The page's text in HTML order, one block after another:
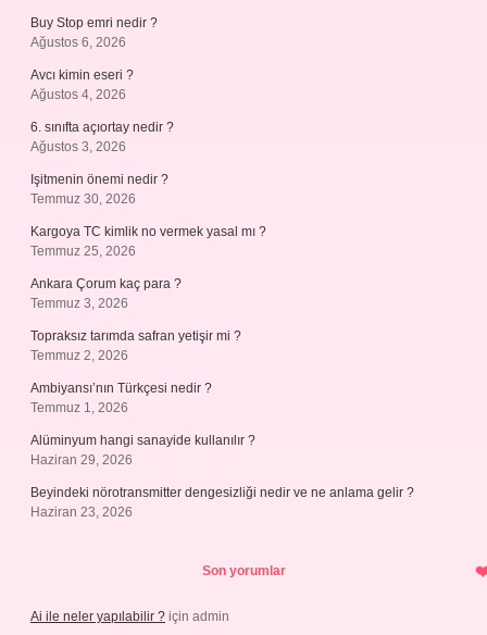
Buy Stop emri nedir ?
Ağustos 6, 2026
Avcı kimin eseri ?
Ağustos 4, 2026
6. sınıfta açıortay nedir ?
Ağustos 3, 2026
Işitmenin önemi nedir ?
Temmuz 30, 2026
Kargoya TC kimlik no vermek yasal mı ?
Temmuz 25, 2026
Ankara Çorum kaç para ?
Temmuz 3, 2026
Topraksız tarımda safran yetişir mi ?
Temmuz 2, 2026
Ambiyansı’nın Türkçesi nedir ?
Temmuz 1, 2026
Alüminyum hangi sanayide kullanılır ?
Haziran 29, 2026
Beyindeki nörotransmitter dengesizliği nedir ve ne anlama gelir ?
Haziran 23, 2026
Son yorumlar
Ai ile neler yapılabilir ? için admin